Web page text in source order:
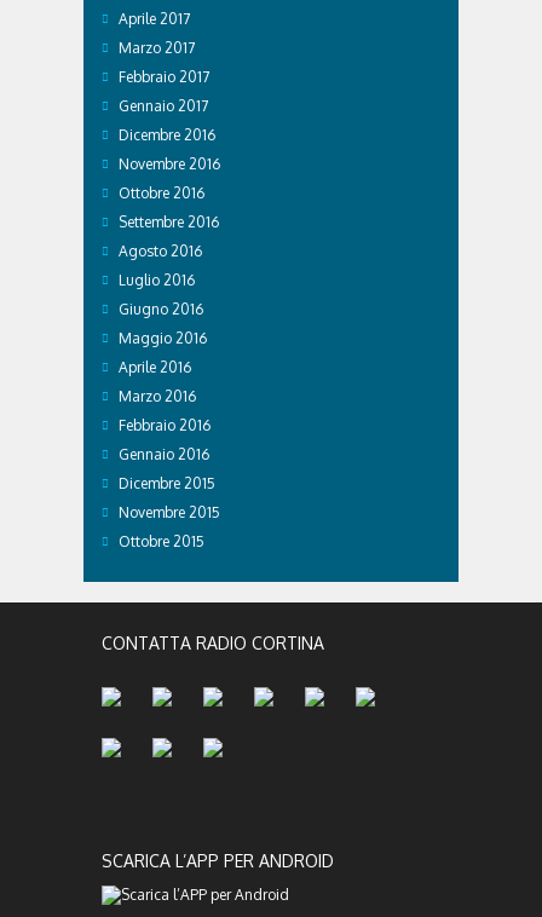
Aprile 2017
Marzo 2017
Febbraio 2017
Gennaio 2017
Dicembre 2016
Novembre 2016
Ottobre 2016
Settembre 2016
Agosto 2016
Luglio 2016
Giugno 2016
Maggio 2016
Aprile 2016
Marzo 2016
Febbraio 2016
Gennaio 2016
Dicembre 2015
Novembre 2015
Ottobre 2015
CONTATTA RADIO CORTINA
SCARICA L’APP PER ANDROID